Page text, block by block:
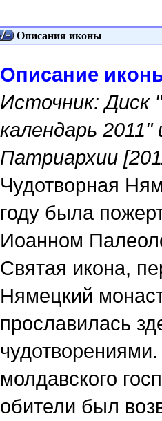
Описания иконы
Описание
Источник: Диск
календарь
Патриархии
Чудотворная
году была
Иоанном
Святая икона,
Нямецкий
прославилась
молдавского
обители был